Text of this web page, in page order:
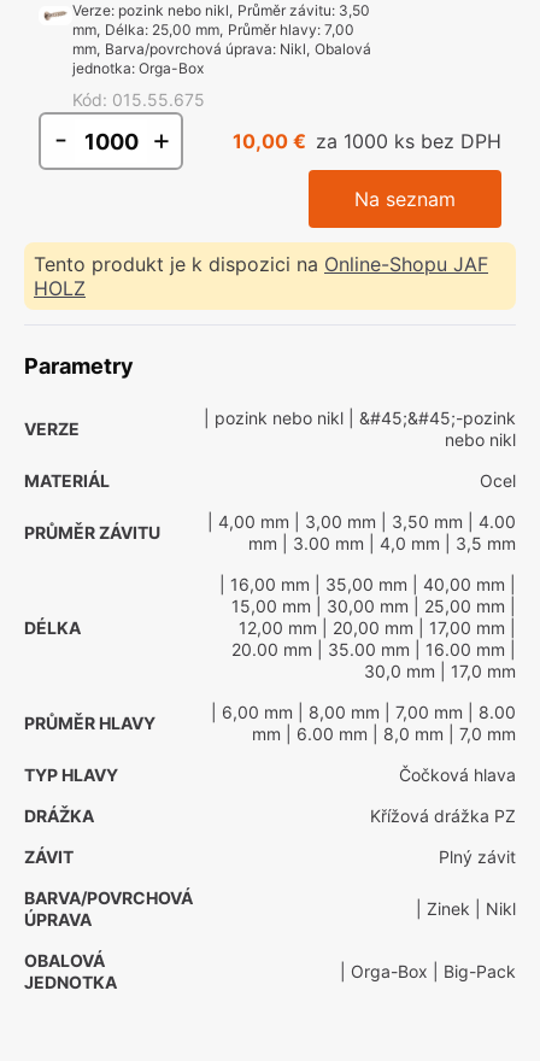
Verze: pozink nebo nikl, Průměr závitu: 3,50
mm, Délka: 25,00 mm, Průměr hlavy: 7,00
mm, Barva/povrchová úprava: Nikl, Obalová
jednotka: Orga-Box
Kód: 015.55.675
- + 10,00 € za 1000 ks bez DPH
Na seznam
Tento produkt je k dispozici na Online-Shopu JAF
HOLZ
Parametry
VERZE
| pozink nebo nikl | &#45;&#45;-pozink
nebo nikl
MATERIÁL
Ocel
PRŮMĚR ZÁVITU
| 4,00 mm | 3,00 mm | 3,50 mm | 4.00
mm | 3.00 mm | 4,0 mm | 3,5 mm
DÉLKA
| 16,00 mm | 35,00 mm | 40,00 mm
15,00 mm | 30,00 mm | 25,00 mm
12,00 mm | 20,00 mm | 17,00 mm
20.00 mm | 35.00 mm | 16.00 mm
30,0 mm | 17,0 mm
PRŮMĚR HLAVY
| 6,00 mm | 8,00 mm | 7,00 mm | 8.00
mm | 6.00 mm | 8,0 mm | 7,0 mm
TYP HLAVY
Čočková hlava
DRÁŽKA
Křížová drážka PZ
ZÁVIT
Plný závit
BARVA/POVRCHOVÁ
ÚPRAVA
| Zinek | Nikl
OBALOVÁ
JEDNOTKA
| Orga-Box | Big-Pack